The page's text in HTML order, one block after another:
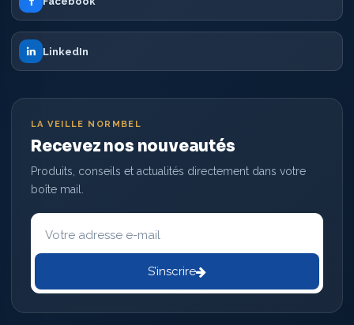
LinkedIn
LA VEILLE NORMBEL
Recevez nos nouveautés
Produits, conseils et actualités directement dans votre
boîte mail.
Votre
adresse
mail
S’inscrire